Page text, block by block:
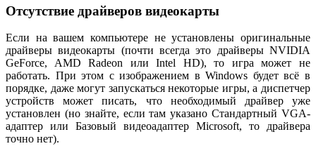
Отсутствие драйверов видеокарты
Если на вашем компьютере не установлены оригинальные
драйверы видеокарты (почти всегда это драйверы NVIDIA
GeForce, AMD Radeon или Intel HD), то игра может не
работать. При этом с изображением в Windows будет всё в
порядке, даже могут запускаться некоторые игры, а диспетчер
устройств может писать, что необходимый драйвер уже
установлен (но знайте, если там указано Стандартный VGA-
адаптер или Базовый видеоадаптер Microsoft, то драйвера
точно нет).